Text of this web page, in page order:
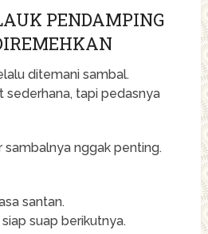
PENDAMPING
ditemani sambal.
sederhana, tapi pedasnya
sambalnya nggak penting.
santan.
suap berikutnya.